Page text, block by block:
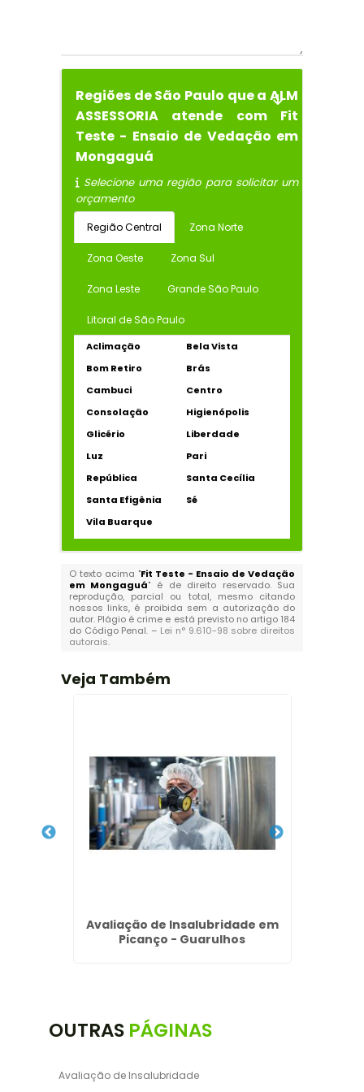
Regiões de São Paulo que a ALM
ASSESSORIA atende com Fit
Teste - Ensaio de Vedação em
Mongaguá
Selecione uma região para solicitar um
orçamento
Região Central Zona Norte
Zona Oeste Zona Sul
Zona Leste Grande São Paulo
Litoral de São Paulo
Aclimação
Bela Vista
Bom Retiro
Brás
Cambuci
Centro
Consolação
Higienópolis
Glicério
Liberdade
Luz
Pari
República
Santa Cecília
Santa Efigênia
Sé
Vila Buarque
O texto acima "Fit Teste - Ensaio de Vedação
em Mongaguá" é de direito reservado. Sua
reprodução, parcial ou total, mesmo citando
nossos links, é proibida sem a autorização do
autor. Plágio é crime e está previsto no artigo 184
do Código Penal. – Lei n° 9.610-98 sobre direitos
autorais.
Veja Também
Avaliação de Insalubridade em
Picanço - Guarulhos
OUTRAS PÁGINAS
Avaliação de Insalubridade